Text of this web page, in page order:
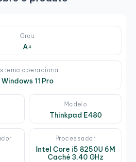
Grau
A+
operacional
Windows 11 Pro
Modelo
Thinkpad E480
Processador
Intel Core i5 8250U 6M
Caché 3,40 GHz